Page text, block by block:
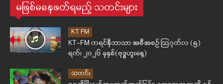
မဖြစ်မနေဖတ်ရမည့် သတင်းများ
KT FM
KT-FM ကရင်နီဘာသာ အစီအစဉ် ဩဂုတ်လ (၅)
ရက်၊ ၂၀၂၆ ခုနှစ်(ဗုဒ္ဓဟူးနေ့)
သတင်း